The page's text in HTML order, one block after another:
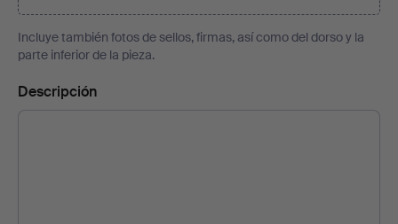
Incluye también fotos de sellos, firmas, así como del dorso y la
parte inferior de la pieza.
Descripción